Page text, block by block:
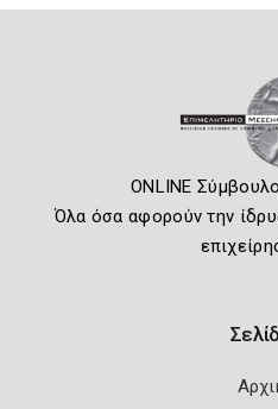
ONLINE
Όλα όσα αφορούν την